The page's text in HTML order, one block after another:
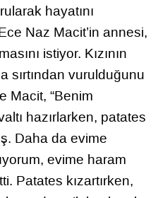
hayatını
Naz Macit’in annesi,
istiyor. Kızının
sırtından vurulduğunu
Macit, “Benim
hazırlarken, patates
Daha da evime
evime haram
Patates kızartırken,